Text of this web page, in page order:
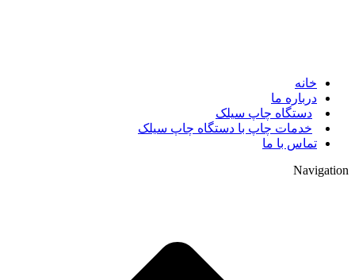
خانه
درباره ما
دستگاه چاپ سیلک
خدمات چاپ با دستگاه چاپ سیلک
تماس با ما
Navigation